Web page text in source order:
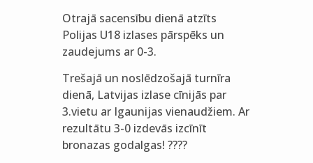
Otrajā sacensību dienā atzīts
Polijas U18 izlases pārspēks un
zaudejums ar 0-3.
Trešajā un noslēdzošajā turnīra
dienā, Latvijas izlase cīnijās par
3.vietu ar Igaunijas vienaudžiem. Ar
rezultātu 3-0 izdevās izcīnīt
bronazas godalgas! ????